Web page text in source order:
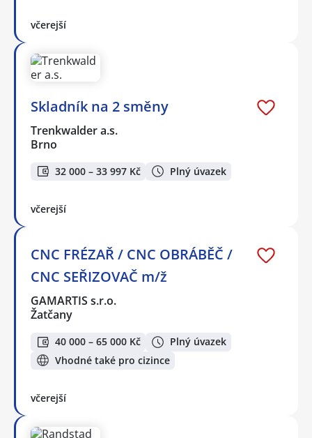
včerejší
Skladník na 2 směny
Trenkwalder a.s.
Brno
32 000 – 33 997 Kč Plný úvazek
včerejší
CNC FRÉZAŘ / CNC OBRÁBĚČ /
CNC SEŘIZOVAČ m/ž
GAMARTIS s.r.o.
Žatčany
40 000 – 65 000 Kč
Plný úvazek
Vhodné také pro cizince
včerejší